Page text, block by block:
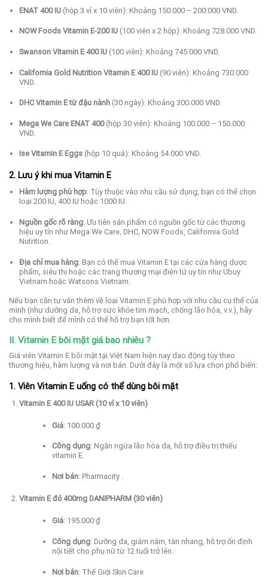
ENAT 400 IU(hộp 3 vỉ x 10 viên): Khoảng 150.000 – 200.000 VND.
NOW Foods Vitamin E-200 IU(100 viên x 2 hộp): Khoảng 728.000 VND.
Swanson Vitamin E 400 IU(100 viên): Khoảng 745.000 VND.
California Gold Nutrition Vitamin E 400 IU(90 viên): Khoảng 730.000
VND.
DHC Vitamin E từ đậu nành(30 ngày): Khoảng 300.000 VND.
Mega We Care ENAT 400(hộp 30 viên): Khoảng 100.000 – 150.000
VND.
Ise Vitamin E Eggs(hộp 10 quả): Khoảng 54.000 VND.
2. Lưu ý khi mua Vitamin E
Hàm lượng phù hợp: Tùy thuộc vào nhu cầu sử dụng, bạn có thể chọn
loại 200 IU, 400 IU hoặc 1000 IU.
Nguồn gốc rõ ràng: Ưu tiên sản phẩm có nguồn gốc từ các thương
hiệu uy tín như Mega We Care, DHC, NOW Foods, California Gold
Nutrition.
Địa chỉ mua hàng: Bạn có thể mua Vitamin E tại các cửa hàng dược
phẩm, siêu thị hoặc các trang thương mại điện tử uy tín như Ubuy
Vietnam hoặc Watsons Vietnam.
Nếu bạn cần tư vấn thêm về loại Vitamin E phù hợp với nhu cầu cụ thể của
mình (như dưỡng da, hỗ trợ sức khỏe tim mạch, chống lão hóa, v.v.), hãy
cho mình biết để mình có thể hỗ trợ bạn tốt hơn.
II. Vitamin E bôi mặt giá bao nhiêu ?
Giá viên Vitamin E bôi mặt tại Việt Nam hiện nay dao động tùy theo
thương hiệu, hàm lượng và nơi bán. Dưới đây là một số lựa chọn phổ biến:
1. Viên Vitamin E uống có thể dùng bôi mặt
Vitamin E 400 IU USAR (10 vỉ x 10 viên)
Giá: 100.000 ₫
Công dụng: Ngăn ngừa lão hóa da, hỗ trợ điều trị thiếu
vitamin E.
Nơi bán: Pharmacity.
Vitamin E đỏ 400mg DANIPHARM (30 viên)
Giá: 195.000 ₫
Công dụng: Dưỡng da, giảm nám, tàn nhang, hỗ trợ ổn định
nội tiết cho phụ nữ từ 12 tuổi trở lên.
Nơi bán: Thế Giới Skin Care